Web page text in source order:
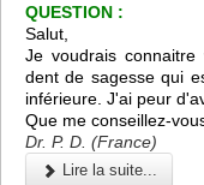
QUESTION :
Salut,
Je voudrais
dent de sagesse qui
inférieure. J'ai peur
Que me conseillez-
Dr. P. D. (France)
Lire la suite...